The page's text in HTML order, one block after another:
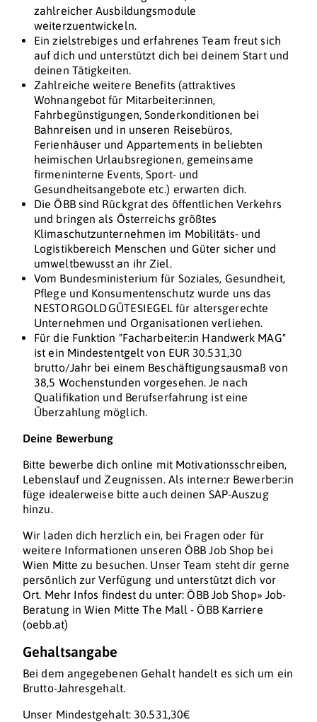
zahlreicher Ausbildungsmodule
weiterzuentwickeln.
Ein zielstrebiges und erfahrenes Team freut sich
auf dich und unterstützt dich bei deinem Start und
deinen Tätigkeiten.
Zahlreiche weitere Benefits (attraktives
Wohnangebot für Mitarbeiter:innen,
Fahrbegünstigungen, Sonderkonditionen bei
Bahnreisen und in unseren Reisebüros,
Ferienhäuser und Appartements in beliebten
heimischen Urlaubsregionen, gemeinsame
firmeninterne Events, Sport- und
Gesundheitsangebote etc.) erwarten dich.
Die ÖBB sind Rückgrat des öffentlichen Verkehrs
und bringen als Österreichs größtes
Klimaschutzunternehmen im Mobilitäts- und
Logistikbereich Menschen und Güter sicher und
umweltbewusst an ihr Ziel.
Vom Bundesministerium für Soziales, Gesundheit,
Pflege und Konsumentenschutz wurde uns das
NESTORGOLD GÜTESIEGEL für altersgerechte
Unternehmen und Organisationen verliehen.
Für die Funktion "Facharbeiter:in Handwerk MAG"
ist ein Mindestentgelt von EUR 30.531,30
brutto/Jahr bei einem Beschäftigungsausmaß von
38,5 Wochenstunden vorgesehen. Je nach
Qualifikation und Berufserfahrung ist eine
Überzahlung möglich.
Deine Bewerbung
Bitte bewerbe dich online mit Motivationsschreiben,
Lebenslauf und Zeugnissen. Als interne:r Bewerber:in
füge idealerweise bitte auch deinen SAP-Auszug
hinzu.
Wir laden dich herzlich ein, bei Fragen oder für
weitere Informationen unseren ÖBB Job Shop bei
Wien Mitte zu besuchen. Unser Team steht dir gerne
persönlich zur Verfügung und unterstützt dich vor
Ort. Mehr Infos findest du unter: ÖBB Job Shop» Job-
Beratung in Wien Mitte The Mall - ÖBB Karriere
(oebb.at)
Gehaltsangabe
Bei dem angegebenen Gehalt handelt es sich um ein
Brutto-Jahresgehalt.
Unser Mindestgehalt: 30.531,30€